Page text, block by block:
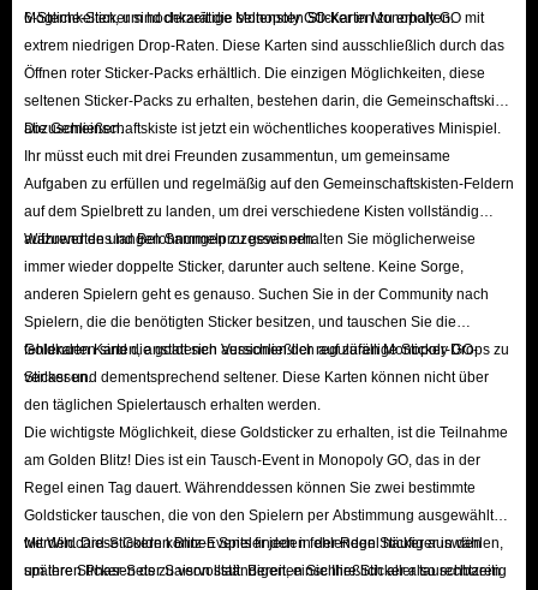
Möglichkeiten, um hochkarätige Monopoly GO-Karten zu erhalten.
6-Sterne-Sticker sind derzeit die seltensten Sticker in Monopoly GO mit
extrem niedrigen Drop-Raten. Diese Karten sind ausschließlich durch das
Öffnen roter Sticker-Packs erhältlich. Die einzigen Möglichkeiten, diese
seltenen Sticker-Packs zu erhalten, bestehen darin, die Gemeinschaftskiste
abzuschließen.
Die Gemeinschaftskiste ist jetzt ein wöchentliches kooperatives Minispiel.
Ihr müsst euch mit drei Freunden zusammentun, um gemeinsame
Aufgaben zu erfüllen und regelmäßig auf den Gemeinschaftskisten-Feldern
auf dem Spielbrett zu landen, um drei verschiedene Kisten vollständig
aufzuwerten und Belohnungen zu gewinnen.
Während des langen Sammelprozesses erhalten Sie möglicherweise
immer wieder doppelte Sticker, darunter auch seltene. Keine Sorge,
anderen Spielern geht es genauso. Suchen Sie in der Community nach
Spielern, die die benötigten Sticker besitzen, und tauschen Sie die
fehlenden Karten, anstatt sich ausschließlich auf zufällige Sticker-Drops zu
verlassen.
Goldkarten sind die goldenen Versionen der regulären Monopoly GO-
Sticker und dementsprechend seltener. Diese Karten können nicht über
den täglichen Spielertausch erhalten werden.
Die wichtigste Möglichkeit, diese Goldsticker zu erhalten, ist die Teilnahme
am Golden Blitz! Dies ist ein Tausch-Event in Monopoly GO, das in der
Regel einen Tag dauert. Währenddessen können Sie zwei bestimmte
Goldsticker tauschen, die von den Spielern per Abstimmung ausgewählt
werden. Diese Golden Blitz-Events finden in der Regel häufiger in den
späteren Phasen der Saison statt. Bereiten Sie Ihre Sticker also rechtzeitig
Mit Wildcard-Stickern können Spieler jeden fehlenden Sticker auswählen,
um ihre Sticker-Sets zu vervollständigen, einschließlich aller tauschbaren